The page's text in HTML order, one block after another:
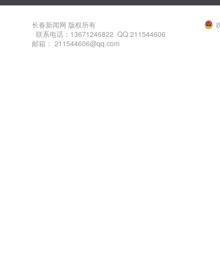
长春新闻网 版权所有
联系电话：13671246822 QQ:211544606
邮箱： 211544606@qq.com